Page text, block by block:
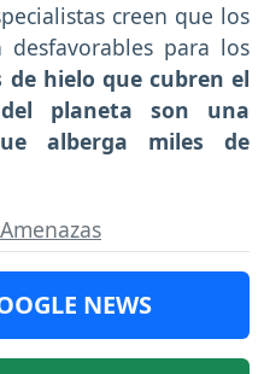
creen que los
para los
de hielo que cubren el
planeta son una
alberga miles de
Amenazas
NEWS